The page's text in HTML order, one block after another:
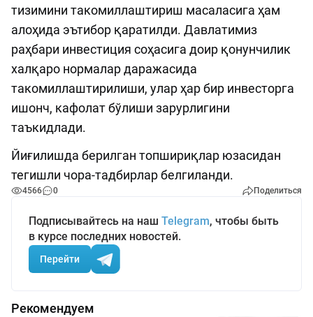
тизимини такомиллаштириш масаласига ҳам
алоҳида эътибор қаратилди. Давлатимиз
раҳбари инвестиция соҳасига доир қонунчилик
халқаро нормалар даражасида
такомиллаштирилиши, улар ҳар бир инвесторга
ишонч, кафолат бўлиши зарурлигини
таъкидлади.
Йиғилишда берилган топшириқлар юзасидан
тегишли чора-тадбирлар белгиланди.
4566 0 Поделиться
Подписывайтесь на наш Telegram, чтобы быть
в курсе последних новостей.
Перейти
Рекомендуем